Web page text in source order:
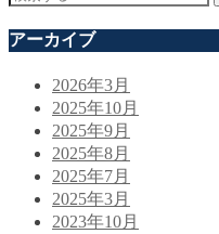
アーカイブ
2026年3月
2025年10月
2025年9月
2025年8月
2025年7月
2025年3月
2023年10月